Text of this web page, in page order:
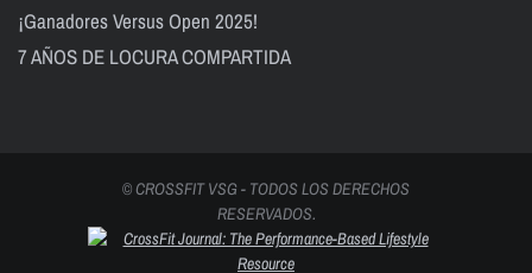
¡Ganadores Versus Open 2025!
7 AÑOS DE LOCURA COMPARTIDA
© CROSSFIT VSG - TODOS LOS DERECHOS
RESERVADOS.